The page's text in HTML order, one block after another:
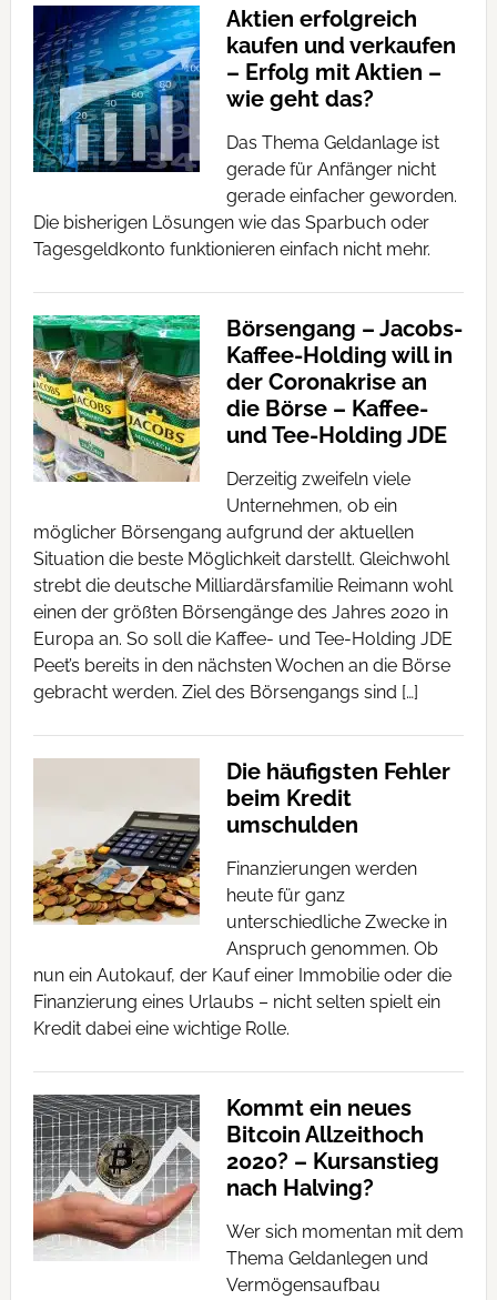
Aktien erfolgreich
kaufen und verkaufen
– Erfolg mit Aktien –
wie geht das?
Das Thema Geldanlage ist
gerade für Anfänger nicht
gerade einfacher geworden.
Die bisherigen Lösungen wie das Sparbuch oder
Tagesgeldkonto funktionieren einfach nicht mehr.
Börsengang – Jacobs-
Kaffee-Holding will in
der Coronakrise an
die Börse – Kaffee-
und Tee-Holding JDE
Derzeitig zweifeln viele
Unternehmen, ob ein
möglicher Börsengang aufgrund der aktuellen
Situation die beste Möglichkeit darstellt. Gleichwohl
strebt die deutsche Milliardärsfamilie Reimann wohl
einen der größten Börsengänge des Jahres 2020 in
Europa an. So soll die Kaffee- und Tee-Holding JDE
Peet’s bereits in den nächsten Wochen an die Börse
gebracht werden. Ziel des Börsengangs sind […]
Die häufigsten Fehler
beim Kredit
umschulden
Finanzierungen werden
heute für ganz
unterschiedliche Zwecke in
Anspruch genommen. Ob
nun ein Autokauf, der Kauf einer Immobilie oder die
Finanzierung eines Urlaubs – nicht selten spielt ein
Kredit dabei eine wichtige Rolle.
Kommt ein neues
Bitcoin Allzeithoch
2020? – Kursanstieg
nach Halving?
Wer sich momentan mit dem
Thema Geldanlegen und
Vermögensaufbau